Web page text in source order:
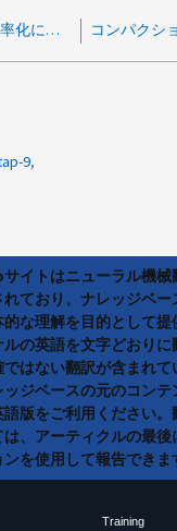
ボリューム効率化に失敗する sis.op.aborted：エラー ディスク スペースが不足しています
9
サイトはニューラル機
ており、ナレッジベー
な理解を目的として提
ルの英語を文字どおりに
はない翻訳が含まれて
ジベースの元のコン
版をご利用ください。
は、アーティクルの最
を使用して報告できま
Training